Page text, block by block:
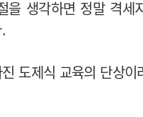
을 생각하면 정말 격세
도제식 교육의 단상이